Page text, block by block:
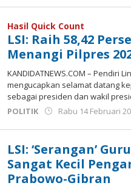
Hasil Quick Count
LSI: Raih 58,42
Menangi Pilpres
KANDIDATNEWS.COM – Pendiri
mengucapkan selamat datang
sebagai presiden dan wakil
POLITIK
Rabu 14 Februari
LSI: ‘Serangan’
Sangat Kecil
Prabowo-Gibran